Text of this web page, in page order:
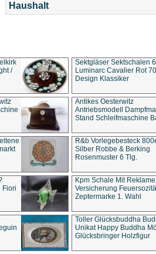
Haushalt
/
Sektgläser Sektschalen
Luminarc Cavalier Rot
Design Klassiker
Antikes Oesterwitz
Antriebsmodell
Stand Schleifmaschine
R&b Vorlegebesteck
Silber Robbe & Berking
Rosenmuster 6 Tlg.
Fiori
Kpm Schale Mit Reklame
Versicherung
Zeptermarke 1. Wahl
Toller Glücksbuddha
Unikat Happy Buddha
Glücksbringer Holzfigur